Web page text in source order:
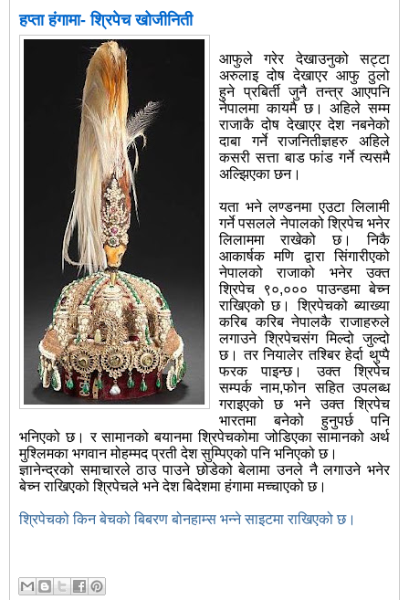
हप्ता हंगामा- श्रिपेच खोजीनिती
आफुले गरेर देखाउनुको सट्टा
अरुलाइ दोष देखाएर आफु ठुलो
हुने प्रबिर्ती जुनै तन्त्र आएपनि
नेपालमा कायमै छ। अहिले सम्म
राजाकै दोष देखाएर देश नबनेको
दाबा गर्ने राजनितीज्ञहरु अहिले
कसरी सत्ता बाड फांड गर्ने त्यसमै
अल्झिएका छन।
यता भने लण्डनमा एउटा लिलामी
गर्ने पसलले नेपालको श्रिपेच भनेर
लिलाममा राखेको छ। निकै
आकार्षक मणि द्वारा सिंगारीएको
नेपालको राजाको भनेर उक्त
श्रिपेच ९०,००० पाउन्डमा बेच्न
राखिएको छ। श्रिपेचको ब्याख्या
करिब करिब नेपालकै राजाहरुले
लगाउने श्रिपेचसंग मिल्दो जुल्दो
छ। तर नियालेर तश्बिर हेर्दा थुप्पै
फरक पाइन्छ। उक्त श्रिपेच
सम्पर्क नाम,फोन सहित उपलब्ध
गराइएको छ भने उक्त श्रिपेच
भारतमा बनेको हुनुपर्छ पनि
भनिएको छ। र सामानको बयानमा श्रिपेचकोमा जोडिएका सामानको अर्थ
मुश्लिमका भगवान मोहम्मद प्रती देश सुम्पिएको पनि भनिएको छ।
ज्ञानेन्द्रको समाचारले ठाउ पाउने छोडेको बेलामा उनले नै लगाउने भनेर
बेच्न राखिएको श्रिपेचले भने देश बिदेशमा हंगामा मच्चाएको छ।
श्रिपेचको किन बेचको बिबरण बोनहाम्स भन्ने साइटमा राखिएको छ।